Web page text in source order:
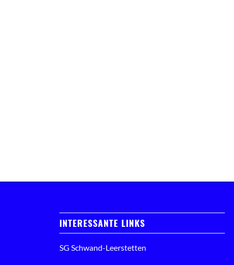
INTERESSANTE LINKS
SG Schwand-Leerstetten